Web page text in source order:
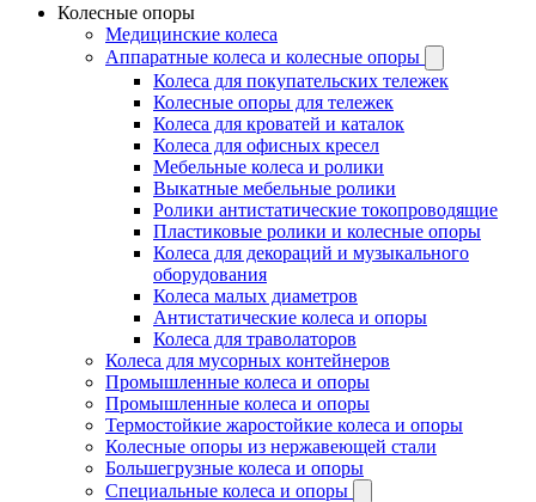
Колесные опоры
Медицинские колеса
Аппаратные колеса и колесные опоры
Колеса для покупательских тележек
Колесные опоры для тележек
Колеса для кроватей и каталок
Колеса для офисных кресел
Мебельные колеса и ролики
Выкатные мебельные ролики
Ролики антистатические токопроводящие
Пластиковые ролики и колесные опоры
Колеса для декораций и музыкального
оборудования
Колеса малых диаметров
Антистатические колеса и опоры
Колеса для траволаторов
Колеса для мусорных контейнеров
Промышленные колеса и опоры
Промышленные колеса и опоры
Термостойкие жаростойкие колеса и опоры
Колесные опоры из нержавеющей стали
Большегрузные колеса и опоры
Специальные колеса и опоры